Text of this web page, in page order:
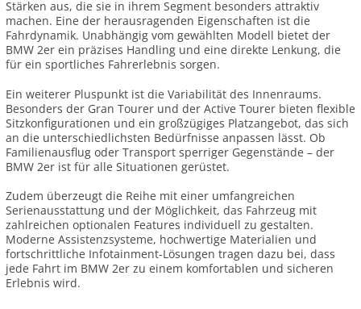
Stärken aus, die sie in ihrem Segment besonders attraktiv
machen. Eine der herausragenden Eigenschaften ist die
Fahrdynamik. Unabhängig vom gewählten Modell bietet der
BMW 2er ein präzises Handling und eine direkte Lenkung, die
für ein sportliches Fahrerlebnis sorgen.
Ein weiterer Pluspunkt ist die Variabilität des Innenraums.
Besonders der Gran Tourer und der Active Tourer bieten flexible
Sitzkonfigurationen und ein großzügiges Platzangebot, das sich
an die unterschiedlichsten Bedürfnisse anpassen lässt. Ob
Familienausflug oder Transport sperriger Gegenstände – der
BMW 2er ist für alle Situationen gerüstet.
Zudem überzeugt die Reihe mit einer umfangreichen
Serienausstattung und der Möglichkeit, das Fahrzeug mit
zahlreichen optionalen Features individuell zu gestalten.
Moderne Assistenzsysteme, hochwertige Materialien und
fortschrittliche Infotainment-Lösungen tragen dazu bei, dass
jede Fahrt im BMW 2er zu einem komfortablen und sicheren
Erlebnis wird.